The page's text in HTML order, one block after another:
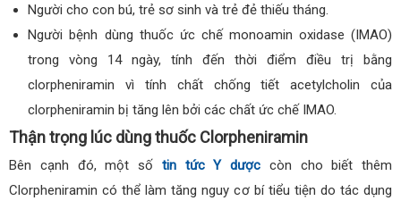
Người cho con bú, trẻ sơ sinh và trẻ đẻ thiếu tháng.
Người bệnh dùng thuốc ức chế monoamin oxidase (IMAO)
trong vòng 14 ngày, tính đến thời điểm điều trị bằng
clorpheniramin vì tính chất chống tiết acetylcholin của
clorpheniramin bị tăng lên bởi các chất ức chế IMAO.
Thận trọng lúc dùng thuốc Clorpheniramin
Bên cạnh đó, một số tin tức Y dược còn cho biết thêm
Clorpheniramin có thể làm tăng nguy cơ bí tiểu tiện do tác dụng